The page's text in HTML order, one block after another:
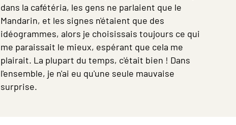
dans la cafétéria, les gens ne parlaient que le
Mandarin, et les signes n'étaient que des
idéogrammes, alors je choisissais toujours ce qui
me paraissait le mieux, espérant que cela me
plairait. La plupart du temps, c'était bien ! Dans
l'ensemble, je n'ai eu qu'une seule mauvaise
surprise.